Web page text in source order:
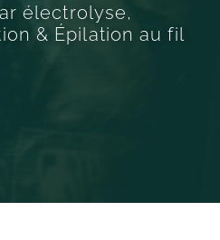
électrolyse,
& Épilation au fil